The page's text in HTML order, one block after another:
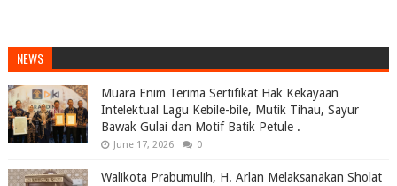
NEWS
Muara Enim Terima Sertifikat Hak Kekayaan
Intelektual Lagu Kebile-bile, Mutik Tihau, Sayur
Bawak Gulai dan Motif Batik Petule .
June 17, 2026 0
Walikota Prabumulih, H. Arlan Melaksanakan Sholat